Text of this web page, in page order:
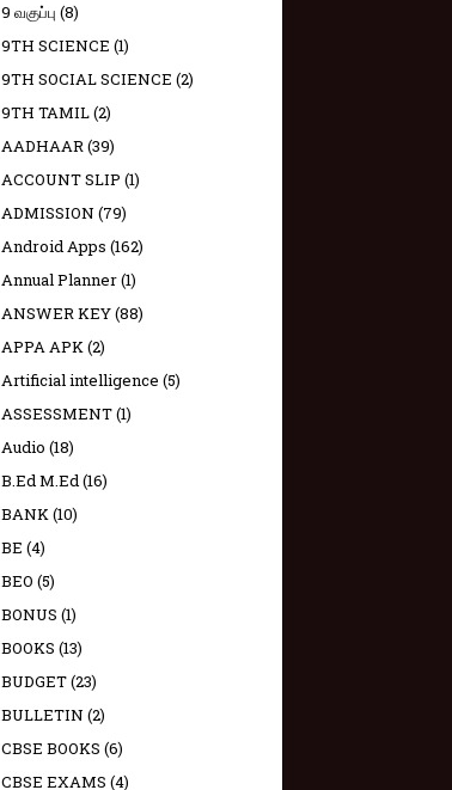
9 வகுப்பு (8)
9TH SCIENCE (1)
9TH SOCIAL SCIENCE (2)
9TH TAMIL(2)
AADHAAR(39)
ACCOUNT SLIP (1)
ADMISSION (79)
Android Apps (162)
Annual Planner(1)
ANSWER KEY(88)
APPA APK(2)
Artificial intelligence (5)
ASSESSMENT(1)
Audio (18)
B.Ed M.Ed(16)
BANK(10)
BE (4)
BEO (5)
BONUS (1)
BOOKS (13)
BUDGET(23)
BULLETIN (2)
CBSE BOOKS (6)
CBSE EXAMS (4)